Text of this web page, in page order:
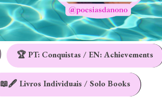
🏆 PT: Conquistas / EN: Achievements
📖🖋️ Livros Individuais / Solo Books